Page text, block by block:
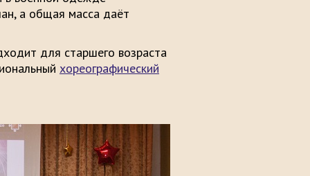
а общая масса даёт
для старшего возраста
хореографический